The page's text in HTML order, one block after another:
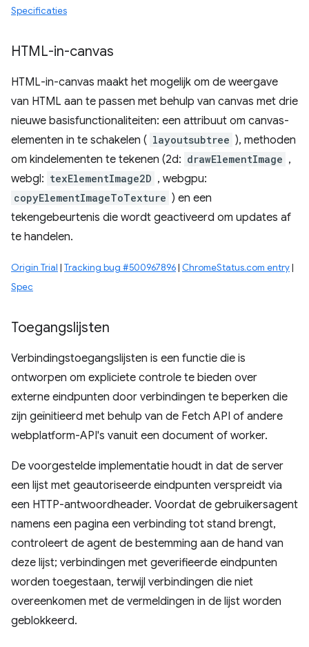
Specificaties
HTML-in-canvas
HTML-in-canvas maakt het mogelijk om de weergave
van HTML aan te passen met behulp van canvas met drie
nieuwe basisfunctionaliteiten: een attribuut om canvas-
elementen in te schakelen ( layoutsubtree ), methoden
om kindelementen te tekenen (2d: drawElementImage ,
webgl: texElementImage2D , webgpu:
copyElementImageToTexture ) en een
tekengebeurtenis die wordt geactiveerd om updates af
te handelen.
Origin Trial | Tracking bug #500967896| ChromeStatus.com entry|
Spec
Toegangslijsten
Verbindingstoegangslijsten is een functie die is
ontworpen om expliciete controle te bieden over
externe eindpunten door verbindingen te beperken die
zijn geïnitieerd met behulp van de Fetch API of andere
webplatform-API's vanuit een document of worker.
De voorgestelde implementatie houdt in dat de server
een lijst met geautoriseerde eindpunten verspreidt via
een HTTP-antwoordheader. Voordat de gebruikersagent
namens een pagina een verbinding tot stand brengt,
controleert de agent de bestemming aan de hand van
deze lijst; verbindingen met geverifieerde eindpunten
worden toegestaan, terwijl verbindingen die niet
overeenkomen met de vermeldingen in de lijst worden
geblokkeerd.